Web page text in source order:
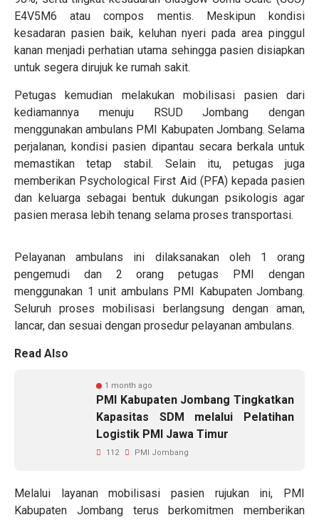
E4V5M6 atau compos mentis. Meskipun kondisi
kesadaran pasien baik, keluhan nyeri pada area pinggul
kanan menjadi perhatian utama sehingga pasien disiapkan
untuk segera dirujuk ke rumah sakit.
Petugas kemudian melakukan mobilisasi pasien dari
kediamannya menuju RSUD Jombang dengan
menggunakan ambulans PMI Kabupaten Jombang. Selama
perjalanan, kondisi pasien dipantau secara berkala untuk
memastikan tetap stabil. Selain itu, petugas juga
memberikan Psychological First Aid (PFA) kepada pasien
dan keluarga sebagai bentuk dukungan psikologis agar
pasien merasa lebih tenang selama proses transportasi.
Pelayanan ambulans ini dilaksanakan oleh 1 orang
pengemudi dan 2 orang petugas PMI dengan
menggunakan 1 unit ambulans PMI Kabupaten Jombang.
Seluruh proses mobilisasi berlangsung dengan aman,
lancar, dan sesuai dengan prosedur pelayanan ambulans.
Read Also
1 month ago
PMI Kabupaten Jombang Tingkatkan
Kapasitas SDM melalui Pelatihan
Logistik PMI Jawa Timur
112 PMI Jombang
Melalui layanan mobilisasi pasien rujukan ini, PMI
Kabupaten Jombang terus berkomitmen memberikan